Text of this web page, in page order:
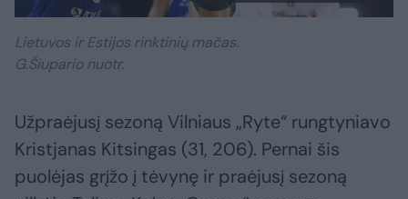
Lietuvos ir Estijos rinktinių mačas.
G.Šiupario nuotr.
Užpraėjusį sezoną Vilniaus „Ryte“ rungtyniavo
Kristjanas Kitsingas (31, 206). Pernai šis
puolėjas grįžo į tėvynę ir praėjusį sezoną